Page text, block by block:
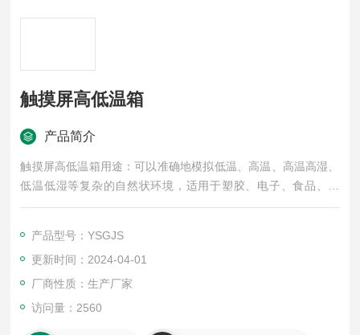
触摸屏高低温箱
产品简介
触摸屏高低温箱用途：可以准确地模拟低温、高温、高温高湿、
低温低湿等复杂的自然状环境，适用于塑胶、电子、食品、服
装、车辆、金属、化学、建材等多种行业的产品可靠性检测。
产品型号：YSGJS
更新时间：2024-04-01
厂商性质：生产厂家
访问量：2560